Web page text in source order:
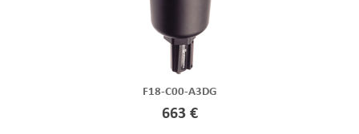
F18-C00-A3DG
663 €